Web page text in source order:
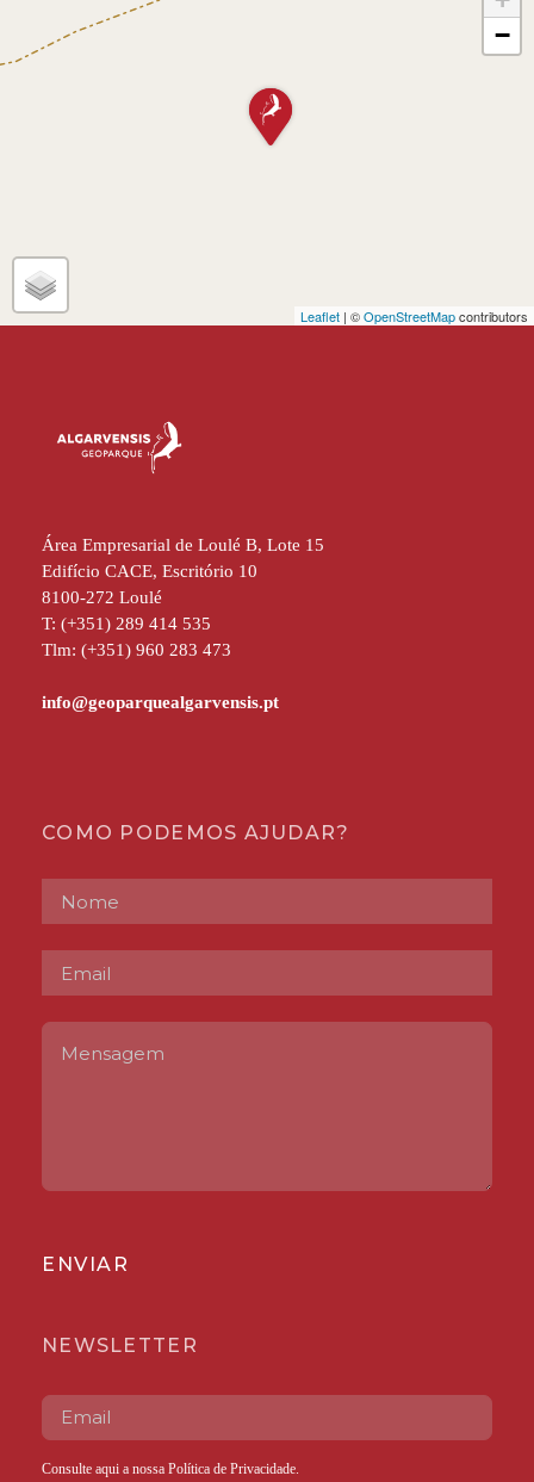
−
Leaflet | ©OpenStreetMapcontributors
Área Empresarial de Loulé B, Lote 15
Edifício CACE, Escritório 10
8100-272 Loulé
T: (+351) 289 414 535
Tlm: (+351) 960 283 473
COMO PODEMOS AJUDAR?
ENVIAR
NEWSLETTER
Consulte aqui a nossa Política de Privacidade